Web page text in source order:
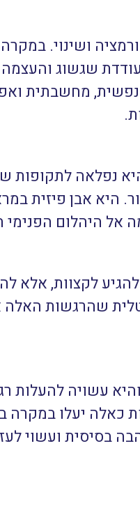
ושינוי.
מעודדת שגשוג
מחשבתית
נפלאה לתקופות
היא אבן פיזית
אל היהלום
לקצוות,
שהרגשות האלה
עשויה להעלות
כאלה יעלו
בסיסית ועשוי